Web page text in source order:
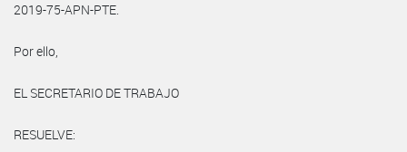
2019-75-APN-PTE.
Por ello,
EL SECRETARIO DE TRABAJO
RESUELVE: